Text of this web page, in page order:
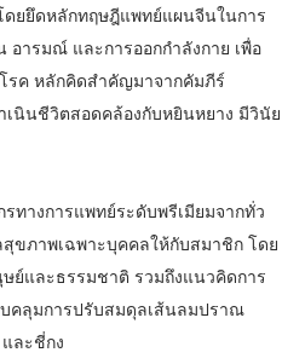
ยยึดหลักทฤษฎีแพทย์แผนจีนในการ
อารมณ์ และการออกกำลังกาย เพื่อ
รค หลักคิดสำคัญมาจากคัมภีร์
ำเนินชีวิตสอดคล้องกับหยินหยาง มีวินัย
ทางการแพทย์ระดับพรีเมียมจากทั่ว
ขภาพเฉพาะบุคคลให้กับสมาชิก โดย
ย์และธรรมชาติ รวมถึงแนวคิดการ
คลุมการปรับสมดุลเส้นลมปราณ
ละชี่กง